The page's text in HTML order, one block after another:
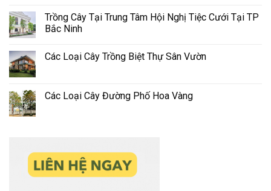
Trồng Cây Tại Trung Tâm Hội Nghị Tiệc Cưới Tại TP
Bắc Ninh
Các Loại Cây Trồng Biệt Thự Sân Vườn
Các Loại Cây Đường Phố Hoa Vàng